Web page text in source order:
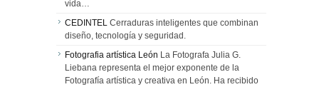
vida…
CEDINTEL Cerraduras inteligentes que combinan
diseño, tecnología y seguridad.
Fotografia artística León La Fotografa Julia G.
Liebana representa el mejor exponente de la
Fotografía artística y creativa en León. Ha recibido